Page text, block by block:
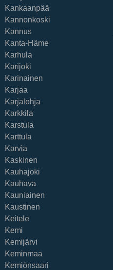
Kankaanpää
Kannonkoski
Kannus
Kanta-Häme
Karhula
Karijoki
Karinainen
Karjaa
Karjalohja
Karkkila
Karstula
Karttula
Karvia
Kaskinen
Kauhajoki
Kauhava
Kauniainen
Kaustinen
Keitele
Kemi
Kemijärvi
Keminmaa
Kemiönsaari